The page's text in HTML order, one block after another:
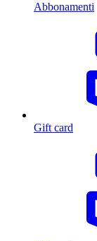
Abbonamenti
Gift card